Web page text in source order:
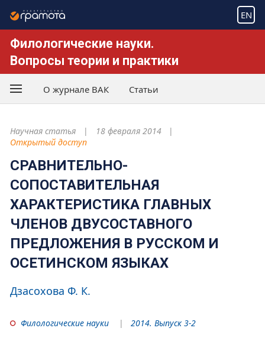
EN
Филологические науки.
Вопросы теории и практики
О журнале ВАК Статьи
Научная статья
18 февраля 2014
Открытый доступ
СРАВНИТЕЛЬНО-
СОПОСТАВИТЕЛЬНАЯ
ХАРАКТЕРИСТИКА ГЛАВНЫХ
ЧЛЕНОВ ДВУСОСТАВНОГО
ПРЕДЛОЖЕНИЯ В РУССКОМ И
ОСЕТИНСКОМ ЯЗЫКАХ
Дзасохова Ф. К.
Филологические науки 2014. Выпуск 3-2